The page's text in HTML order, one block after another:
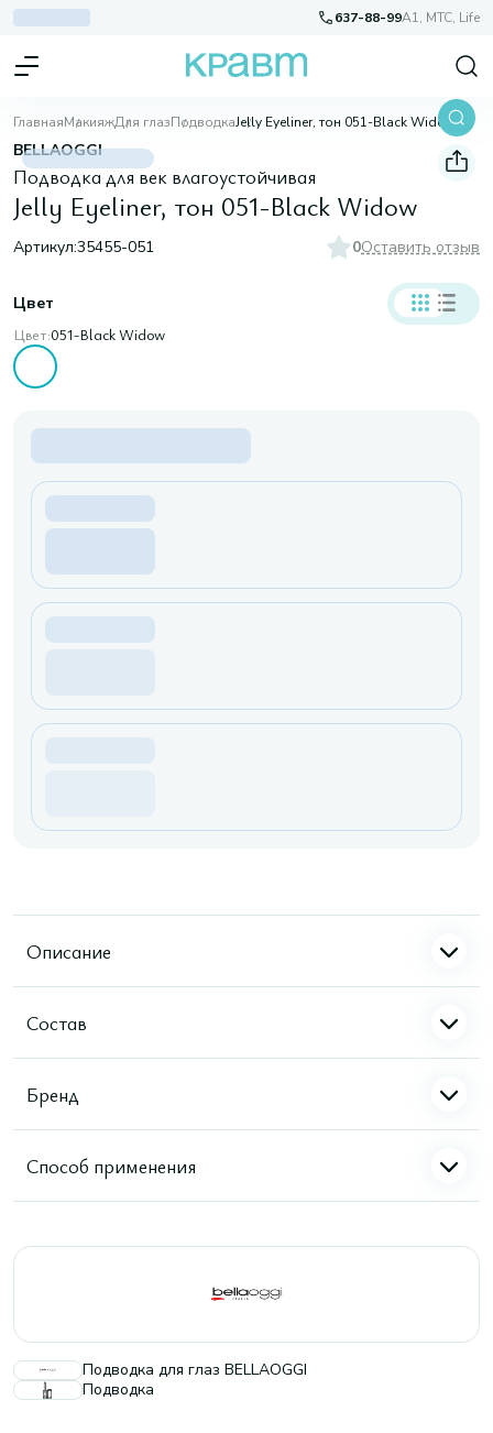
637-88-99A1, МТС, Life
ГлавнаяМакияжДля глазПодводкаJelly Eyeliner, тон 051-Black Widow
BELLAOGGI
Подводка для век влагоустойчивая
Jelly Eyeliner, тон 051-Black Widow
Артикул:35455-051 0Оставить отзыв
Цвет
Цвет:051-Black Widow
Описание
Состав
Бренд
Способ применения
Подводка для глаз BELLAOGGI
Подводка